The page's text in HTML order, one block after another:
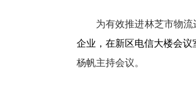
为有效推进林芝市物流
企业，在新区电信大楼会议
杨帆主持会议。